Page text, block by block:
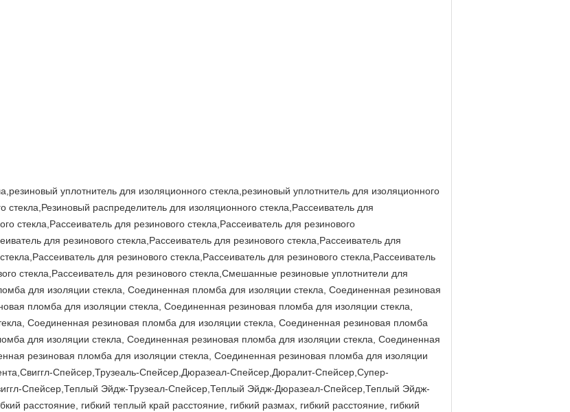
уплотнитель для изоляционного стекла,резиновый уплотнитель для изоляционного
стекла,Резиновый распределитель для изоляционного стекла,Рассеиватель для
стекла,Рассеиватель для резинового стекла,Рассеиватель для резинового
для резинового стекла,Рассеиватель для резинового стекла,Рассеиватель для
для резинового стекла,Рассеиватель для резинового стекла,Рассеиватель
стекла,Рассеиватель для резинового стекла,Смешанные резиновые уплотнители для
для изоляции стекла, Соединенная пломба для изоляции стекла, Соединенная резиновая
пломба для изоляции стекла, Соединенная резиновая пломба для изоляции стекла,
Соединенная резиновая пломба для изоляции стекла, Соединенная резиновая пломба
для изоляции стекла, Соединенная резиновая пломба для изоляции стекла, Соединенная
резиновая пломба для изоляции стекла, Соединенная резиновая пломба для изоляции
Спейсер,Трузеаль-Спейсер,Дюразеал-Спейсер,Дюралит-Спейсер,Супер-
Спейсер,Теплый Эйдж-Трузеал-Спейсер,Теплый Эйдж-Дюразеал-Спейсер,Теплый Эйдж-
расстояние, гибкий теплый край расстояние, гибкий размах, гибкий расстояние, гибкий